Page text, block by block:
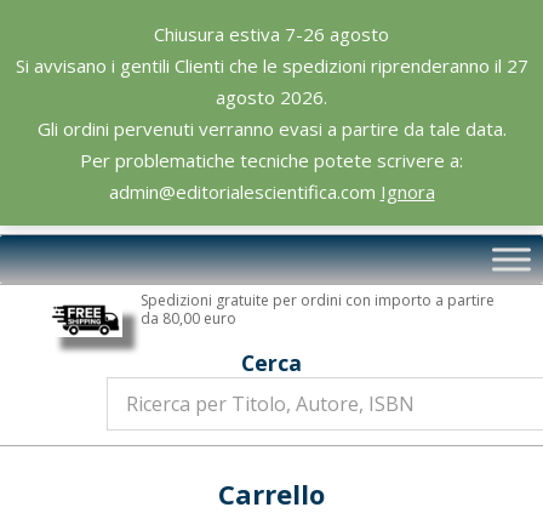
Chiusura estiva 7-26 agosto
Si avvisano i gentili Clienti che le spedizioni riprenderanno il 27
agosto 2026.
Gli ordini pervenuti verranno evasi a partire da tale data.
Per problematiche tecniche potete scrivere a:
admin@editorialescientifica.com Ignora
content
Editoriale
Scientifica
Primary
Navigation
Spedizioni gratuite per ordini con importo a partire
da 80,00 euro
Cerca
Carrello